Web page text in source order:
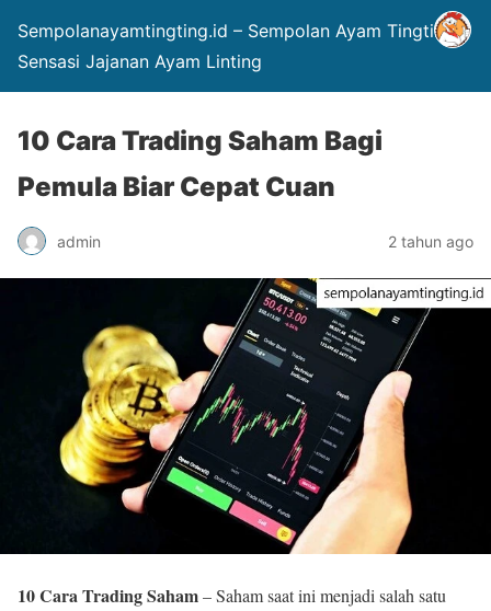
Sempolanayamtingting.id – Sempolan Ayam Tingting
Sensasi Jajanan Ayam Linting
10 Cara Trading Saham Bagi
Pemula Biar Cepat Cuan
admin 2 tahun ago
10 Cara Trading Saham– Saham saat ini menjadi salah satu